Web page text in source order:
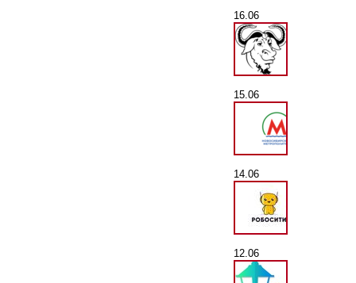
16.06
15.06
14.06
12.06